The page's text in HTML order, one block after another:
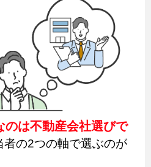
のは不動産会社選びで
者の2つの軸で選ぶのが